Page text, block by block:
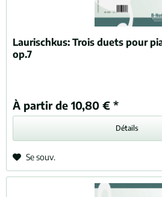
Laurischkus:Trois duets pour
op.7
À partir de 10,80 € *
Détails
Se souv.